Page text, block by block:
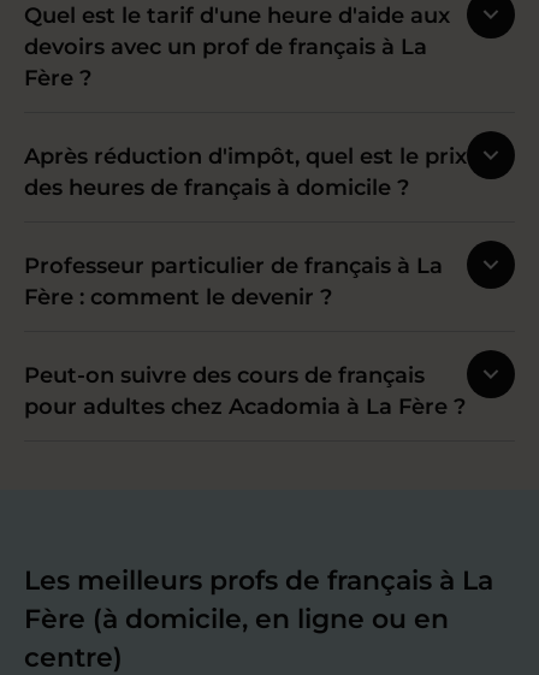
Quel est le tarif d'une heure d'aide aux
devoirs avec un prof de français à La
Fère ?
Après réduction d'impôt, quel est le prix
des heures de français à domicile ?
Professeur particulier de français à La
Fère : comment le devenir ?
Peut-on suivre des cours de français
pour adultes chez Acadomia à La Fère ?
Les meilleurs profs de français à La
Fère (à domicile, en ligne ou en
centre)